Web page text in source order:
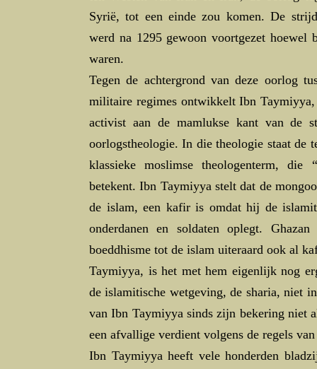
Syrië, tot een einde zou komen. De
werd na 1295 gewoon voortgezet hoewel
waren.
Tegen de achtergrond van deze oorlog
militaire regimes ontwikkelt Ibn
activist aan de mamlukse kant van de
oorlogstheologie. In die theologie staat de
klassieke moslimse theologenterm, die
betekent. Ibn Taymiyya stelt dat de
de islam, een kafir is omdat hij de
onderdanen en soldaten oplegt.
boeddhisme tot de islam uiteraard ook al
Taymiyya, is het met hem eigenlijk nog
de islamitische wetgeving, de sharia, niet
van Ibn Taymiyya sinds zijn bekering niet
een afvallige verdient volgens de regels
Ibn Taymiyya heeft vele honderden